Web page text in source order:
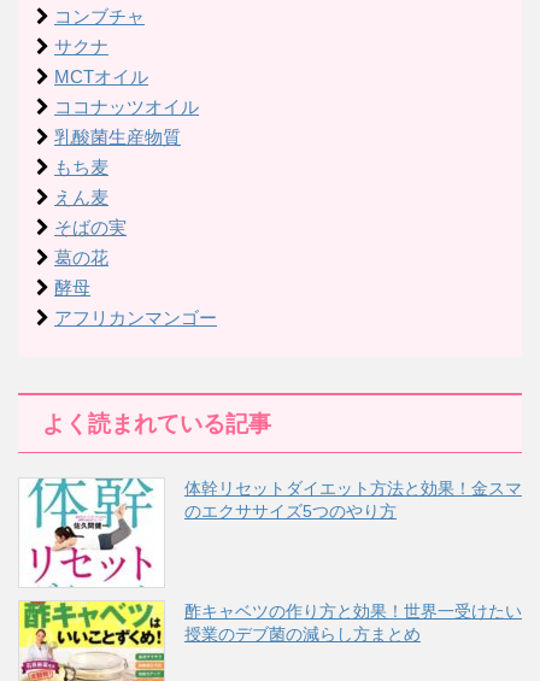
コンブチャ
サクナ
MCTオイル
ココナッツオイル
乳酸菌生産物質
もち麦
えん麦
そばの実
葛の花
酵母
アフリカンマンゴー
よく読まれている記事
体幹リセットダイエット方法と効果！金スマ
のエクササイズ5つのやり方
酢キャベツの作り方と効果！世界一受けたい
授業のデブ菌の減らし方まとめ